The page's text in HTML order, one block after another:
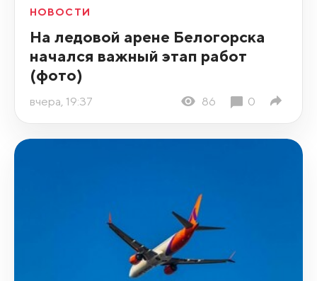
НОВОСТИ
На ледовой арене Белогорска
начался важный этап работ
(фото)
вчера, 19:37 86 0